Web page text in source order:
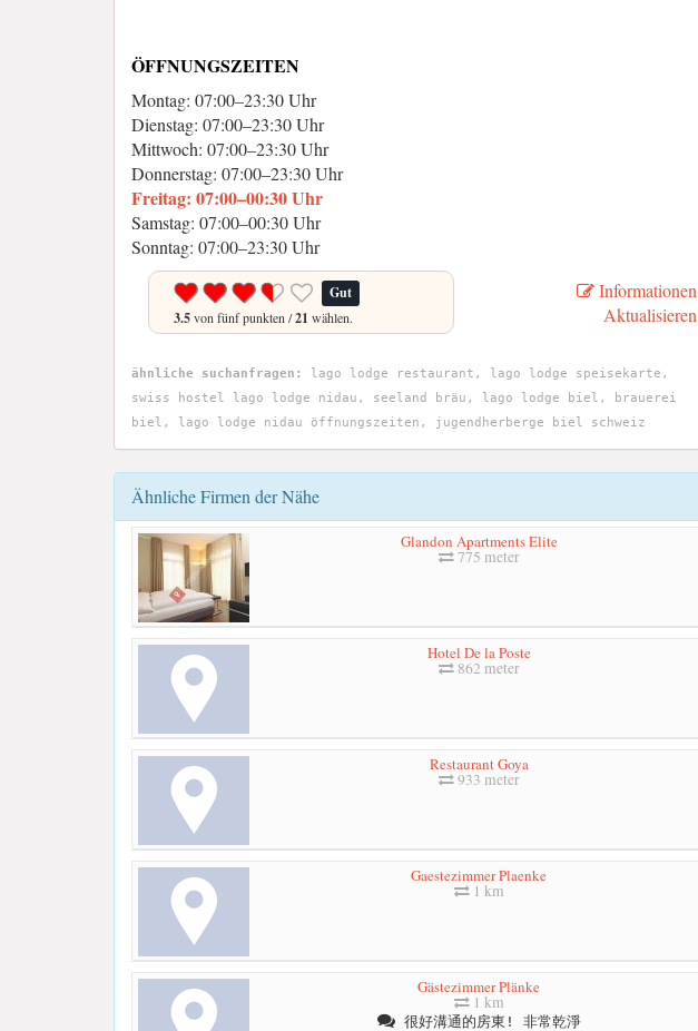
ÖFFNUNGSZEITEN
Montag: 07:00–23:30 Uhr
Dienstag: 07:00–23:30 Uhr
Mittwoch: 07:00–23:30 Uhr
Donnerstag: 07:00–23:30 Uhr
Freitag: 07:00–00:30 Uhr
Samstag: 07:00–00:30 Uhr
Sonntag: 07:00–23:30 Uhr
Gut
3.5von fünf punkten /21 wählen.
Informationen
Aktualisieren
ähnliche suchanfragen:
lago lodge restaurant, lago lodge speisekarte,
swiss hostel lago lodge nidau, seeland bräu, lago lodge biel, brauerei
biel, lago lodge nidau öffnungszeiten, jugendherberge biel schweiz
Ähnliche Firmen der Nähe
Glandon Apartments Elite
775 meter
Hotel De la Poste
862 meter
Restaurant Goya
933 meter
Gaestezimmer Plaenke
1 km
Gästezimmer Plänke
1 km
很好溝通的房東! 非常乾淨